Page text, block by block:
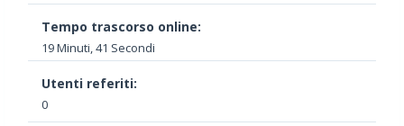
Tempo trascorso online:
19 Minuti, 41 Secondi
Utenti referiti:
0